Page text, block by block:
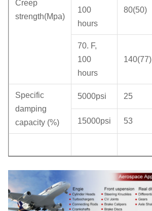
Creep
strength(Mpa)
100
hours
80(50)
70. F,
100
hours
140(77)
Specific
damping
capacity (%)
5000psi 25
15000psi 53